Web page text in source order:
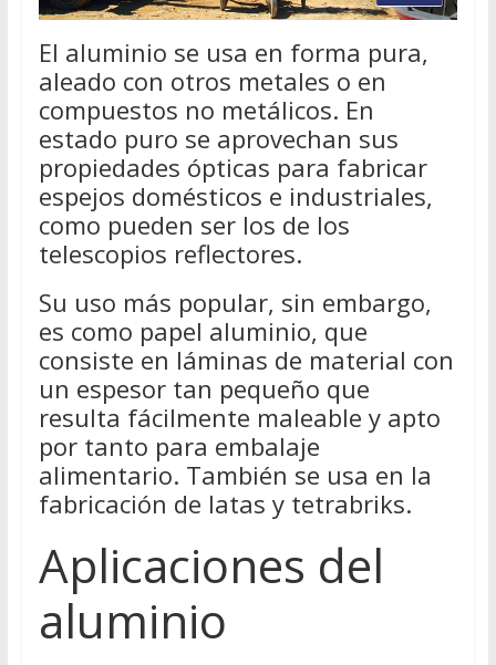
El aluminio se usa en forma pura,
aleado con otros metales o en
compuestos no metálicos. En
estado puro se aprovechan sus
propiedades ópticas para fabricar
espejos domésticos e industriales,
como pueden ser los de los
telescopios reflectores.
Su uso más popular, sin embargo,
es como papel aluminio, que
consiste en láminas de material con
un espesor tan pequeño que
resulta fácilmente maleable y apto
por tanto para embalaje
alimentario. También se usa en la
fabricación de latas y tetrabriks.
Aplicaciones del
aluminio